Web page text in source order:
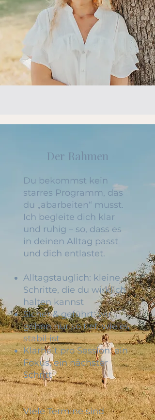
Der Rahmen
Du bekommst kein
starres Programm, das
du „abarbeiten“ musst.
Ich begleite dich klar
und ruhig – so, dass es
in deinen Alltag passt
und dich entlastet.
Alltagstauglich: kleine
Schritte, die du wirklich
halten kannst
Sicher & geführt: wir
gehen nur so tief, wie es
stabil ist
Klarheit pro Session: ein
Fokus, ein nächster
Schritt
Viele Termine sind